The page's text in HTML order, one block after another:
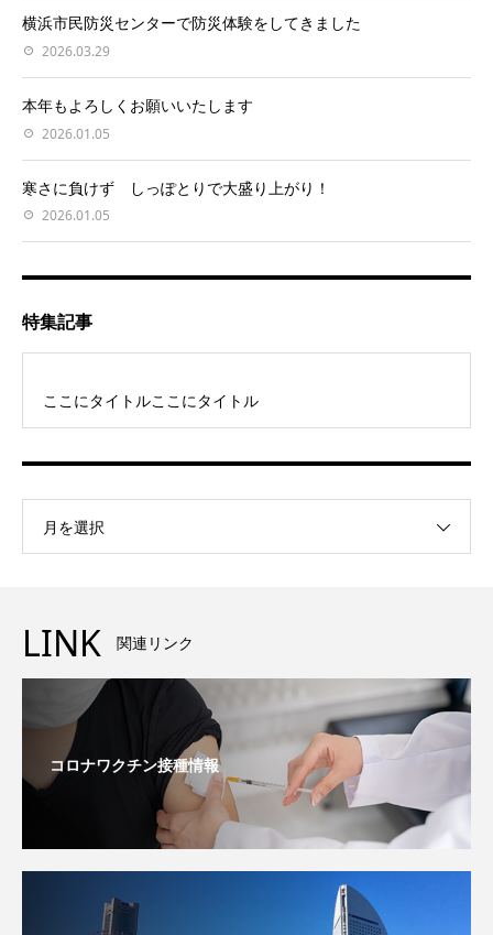
横浜市民防災センターで防災体験をしてきました
2026.03.29
本年もよろしくお願いいたします
2026.01.05
寒さに負けず しっぽとりで大盛り上がり！
2026.01.05
特集記事
ここにタイトルここにタイトル
月を選択
LINK 関連リンク
コロナワクチン接種情報